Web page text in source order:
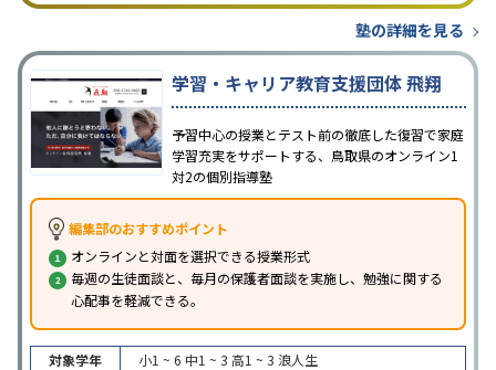
塾の詳細を見る
学習・キャリア教育支援団体 飛翔
予習中心の授業とテスト前の徹底した復習で家庭
学習充実をサポートする、鳥取県のオンライン1
対2の個別指導塾
編集部のおすすめポイント
オンラインと対面を選択できる授業形式
毎週の生徒面談と、毎月の保護者面談を実施し、勉強に関する
心配事を軽減できる。
対象学年 小1 ~ 6 中1 ~ 3 高1 ~ 3 浪人生